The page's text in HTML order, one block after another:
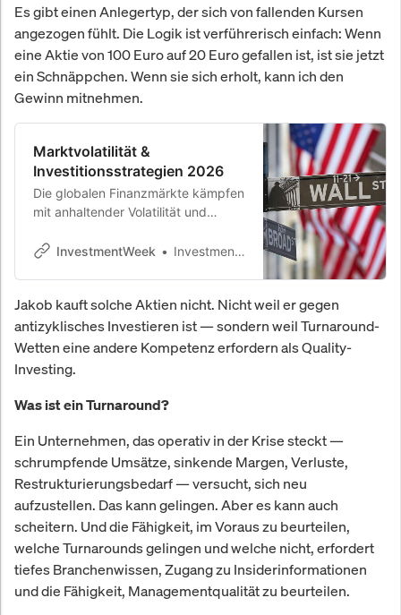
Es gibt einen Anlegertyp, der sich von fallenden Kursen
angezogen fühlt. Die Logik ist verführerisch einfach: Wenn
eine Aktie von 100 Euro auf 20 Euro gefallen ist, ist sie jetzt
ein Schnäppchen. Wenn sie sich erholt, kann ich den
Gewinn mitnehmen.
Marktvolatilität &
Investitionsstrategien 2026
Die globalen Finanzmärkte kämpfen
mit anhaltender Volatilität und
Experten analysieren die Treiber
turbulenten Zeiten.
InvestmentWeek InvestmentWeek
Jakob kauft solche Aktien nicht. Nicht weil er gegen
antizyklisches Investieren ist — sondern weil Turnaround-
Wetten eine andere Kompetenz erfordern als Quality-
Investing.
Was ist ein Turnaround?
Ein Unternehmen, das operativ in der Krise steckt —
schrumpfende Umsätze, sinkende Margen, Verluste,
Restrukturierungsbedarf — versucht, sich neu
aufzustellen. Das kann gelingen. Aber es kann auch
scheitern. Und die Fähigkeit, im Voraus zu beurteilen,
welche Turnarounds gelingen und welche nicht, erfordert
tiefes Branchenwissen, Zugang zu Insiderinformationen
und die Fähigkeit, Managementqualität zu beurteilen.